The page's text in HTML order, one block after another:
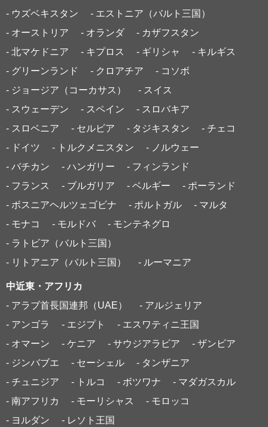
- ウズベキスタン
- エストニア（バルト三国）
- オーストリア
- オランダ
- カザフスタン
- 北マケドニア
- キプロス - ギリシャ
- キルギス
- グリーンランド
- クロアチア
- コソボ
- ジョージア（コーカサス）
- スイス
- スウェーデン
- スペイン
- スロバキア
- スロベニア
- セルビア - タジキスタン
- チェコ
- ドイツ
- トルクメニスタン
- ノルウェー
- バチカン
- ハンガリー
- フィンランド
- フランス
- ブルガリア - ベルギー
- ポーランド
- ボスニアヘルツェゴビナ
- ポルトガル
- マルタ
- モナコ
- モルドバ
- モンテネグロ
- ラトビア（バルト三国）
- リトアニア（バルト三国）
- ルーマニア
中近東・アフリカ
- アラブ首長国連邦（UAE）
- アルジェリア
- アンゴラ
- エジプト
- エスワティニ王国
- オマーン
- ケニア - サウジアラビア
- ザンビア
- ジンバブエ
- セーシェル
- タンザニア
- チュニジア
- トルコ - ボツワナ
- マダガスカル
- 南アフリカ
- モーリシャス
- モロッコ
- ヨルダン
- レソト王国